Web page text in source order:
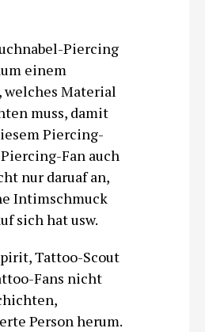
Piercing
einem
Material
muss, damit
Piercing-
Fan auch
nur daruaf an,
Intimschmuck
sich hat usw.
Tattoo-Scout
Fans nicht
Person herum.